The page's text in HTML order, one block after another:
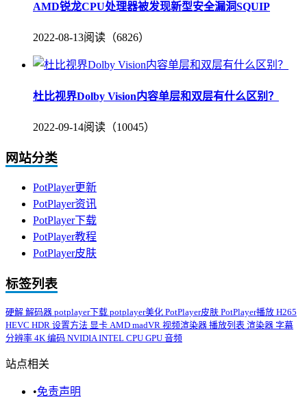
AMD锐龙CPU处理器被发现新型安全漏洞SQUIP
2022-08-13阅读（6826）
杜比视界Dolby Vision内容单层和双层有什么区别？
2022-09-14阅读（10045）
网站分类
PotPlayer更新
PotPlayer资讯
PotPlayer下载
PotPlayer教程
PotPlayer皮肤
标签列表
硬解 解码器 potplayer下载 potplayer美化 PotPlayer皮肤 PotPlayer播放 H265
HEVC HDR 设置方法 显卡 AMD madVR 视频渲染器 播放列表 渲染器 字幕
分辨率 4K 编码 NVIDIA INTEL CPU GPU 音频
站点相关
•免责声明